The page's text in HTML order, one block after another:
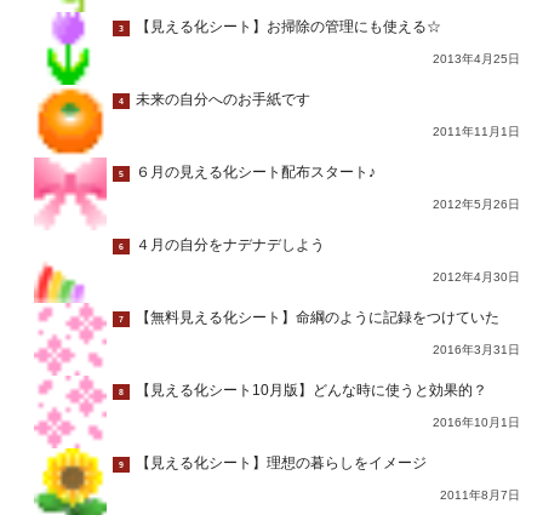
3 【見える化シート】お掃除の管理にも使える☆
2013年4月25日
4 未来の自分へのお手紙です
2011年11月1日
5 ６月の見える化シート配布スタート♪
2012年5月26日
6 ４月の自分をナデナデしよう
2012年4月30日
7 【無料見える化シート】命綱のように記録をつけていた
2016年3月31日
8 【見える化シート10月版】どんな時に使うと効果的？
2016年10月1日
9 【見える化シート】理想の暮らしをイメージ
2011年8月7日